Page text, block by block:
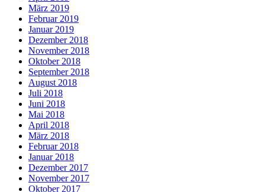
März 2019
Februar 2019
Januar 2019
Dezember 2018
November 2018
Oktober 2018
September 2018
August 2018
Juli 2018
Juni 2018
Mai 2018
April 2018
März 2018
Februar 2018
Januar 2018
Dezember 2017
November 2017
Oktober 2017